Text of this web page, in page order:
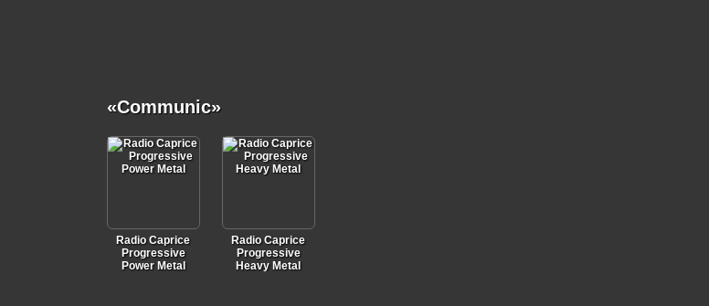
«Communic»
Radio Caprice
Progressive
Power Metal
Radio Caprice
Progressive
Heavy Metal